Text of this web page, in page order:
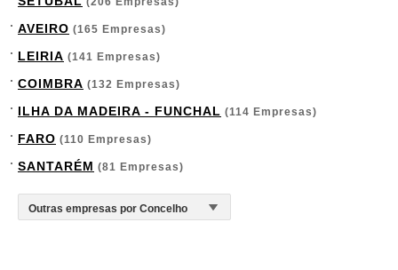
AVEIRO (165 Empresas)
LEIRIA (141 Empresas)
COIMBRA (132 Empresas)
ILHA DA MADEIRA - FUNCHAL (114 Empresas)
FARO (110 Empresas)
SANTARÉM (81 Empresas)